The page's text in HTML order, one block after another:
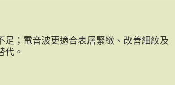
；電音波更適合表層緊緻、改善細紋及
代。